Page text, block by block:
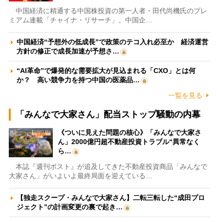
中国経済に精通する中国株投資の第一人者・田代尚機氏のプレ
ミアム連載「チャイナ・リサーチ」。中国企…
中国経済“予想外の低成長”で政策のテコ入れ必至か 経済運営
方針の修正で成長加速が予想さ…
“AI革命”で爆発的な需要拡大が見込まれる「CXO」とは何
か？ 高い競争力を持つ中国の医薬品…
一覧を見る
「みんなで大家さん」配当ストップ騒動の内幕
《ついに見えた問題の核心》「みんなで大家さ
ん」2000億円超不動産投資トラブル“異常なく
ら…
本誌『週刊ポスト』が追及してきた不動産投資商品「みんなで
大家さん」がいよいよ最終局面を迎えている…
【独走スクープ・みんなで大家さん】二転三転した“成田プロ
ジェクト”の計画変更の裏で起き…